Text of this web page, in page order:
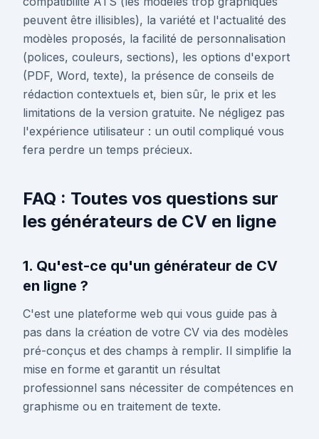
peuvent être illisibles), la variété et l'actualité des
modèles proposés, la facilité de personnalisation
(polices, couleurs, sections), les options d'export
(PDF, Word, texte), la présence de conseils de
rédaction contextuels et, bien sûr, le prix et les
limitations de la version gratuite. Ne négligez pas
l'expérience utilisateur : un outil compliqué vous
fera perdre un temps précieux.
FAQ : Toutes vos questions sur
les générateurs de CV en ligne
1. Qu'est-ce qu'un générateur de CV
en ligne ?
C'est une plateforme web qui vous guide pas à
pas dans la création de votre CV via des modèles
pré-conçus et des champs à remplir. Il simplifie la
mise en forme et garantit un résultat
professionnel sans nécessiter de compétences en
graphisme ou en traitement de texte.